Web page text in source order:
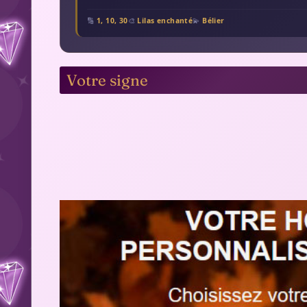
🔢 1, 10, 30🎨 Lilas enchanté💫 Bélier
Votre signe